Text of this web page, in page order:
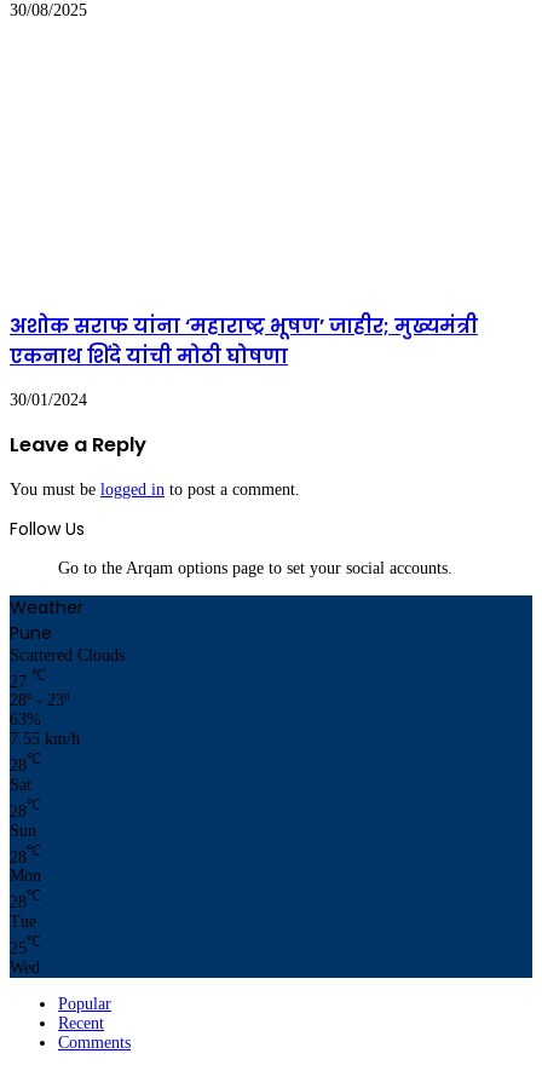
30/08/2025
अशोक सराफ यांना ‘महाराष्ट्र भूषण’ जाहीर; मुख्यमंत्री
एकनाथ शिंदे यांची मोठी घोषणा
30/01/2024
Leave a Reply
You must be logged in to post a comment.
Follow Us
Go to the Arqam options page to set your social accounts.
Weather
Pune
Scattered Clouds
27 ℃
28º - 23º
63%
7.55 km/h
28℃
Sat
28℃
Sun
28℃
Mon
28℃
Tue
25℃
Wed
Popular
Recent
Comments